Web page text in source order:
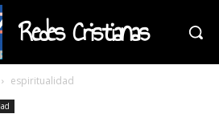
Redes Cristianas
espiritualidad